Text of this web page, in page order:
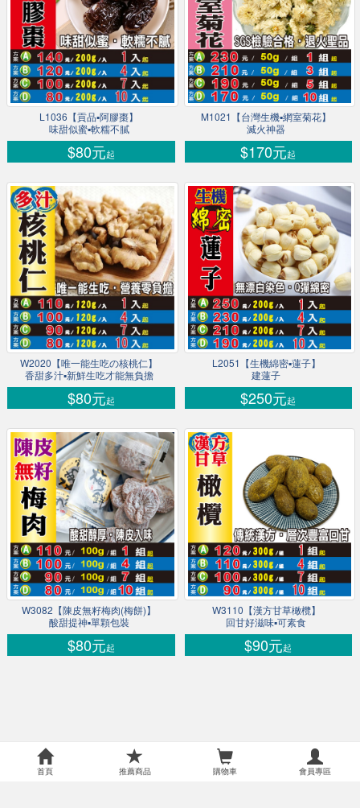
L1036【貢品▪阿膠棗】
味甜似蜜▪軟糯不膩
$80元起
M1021【台灣生機▪網室菊花】
滅火神器
$170元起
W2020【唯一能生吃の核桃仁】
香甜多汁▪新鮮生吃才能無負擔
$80元起
L2051【生機綿密▪蓮子】
建蓮子
$250元起
W3082【陳皮無籽梅肉(梅餅)】
酸甜提神▪單顆包裝
$80元起
W3110【漢方甘草橄欖】
回甘好滋味▪可素食
$90元起
首頁 推薦商品 購物車 會員專區